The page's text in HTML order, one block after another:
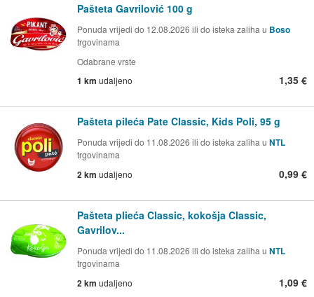
Pašteta Gavrilović 100 g
Ponuda vrijedi do 12.08.2026 ili do isteka zaliha u Boso
trgovinama
Odabrane vrste
1 km udaljeno 1,35 €
Pašteta pileća Pate Classic, Kids Poli, 95 g
Ponuda vrijedi do 11.08.2026 ili do isteka zaliha u NTL
trgovinama
2 km udaljeno 0,99 €
Pašteta plieća Classic, kokošja Classic,
Gavrilov...
Ponuda vrijedi do 11.08.2026 ili do isteka zaliha u NTL
trgovinama
2 km udaljeno 1,09 €